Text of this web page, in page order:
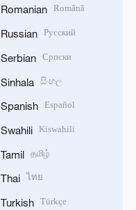
Romanian Română
Russian Русский
Serbian Српски
Sinhala සිංහල
Spanish Español
Swahili Kiswahili
Tamil தமிழ்
Thai ไทย
Turkish Türkçe